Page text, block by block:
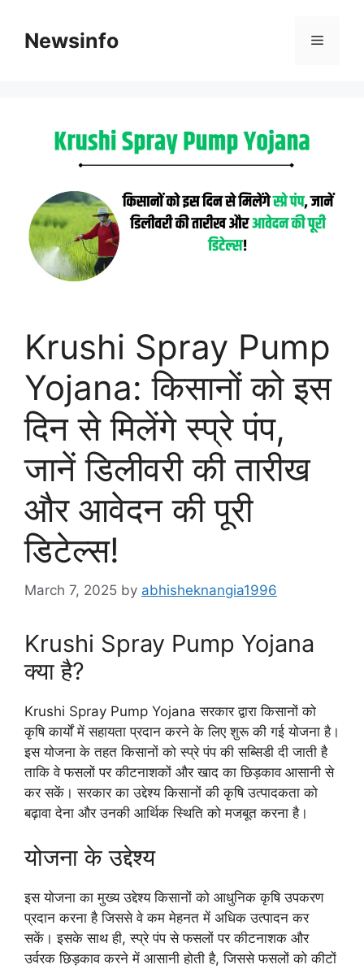
contentNewsinfo Menu
Krushi Spray Pump
Yojana: किसानों को इस
दिन से मिलेंगे स्प्रे पंप,
जानें डिलीवरी की तारीख
और आवेदन की पूरी
डिटेल्स!
March 7, 2025 by abhisheknangia1996
Krushi Spray Pump Yojana
क्या है?
Krushi Spray Pump Yojana सरकार द्वारा किसानों को
कृषि कार्यों में सहायता प्रदान करने के लिए शुरू की गई योजना है।
इस योजना के तहत किसानों को स्प्रे पंप की सब्सिडी दी जाती है
ताकि वे फसलों पर कीटनाशकों और खाद का छिड़काव आसानी से
कर सकें। सरकार का उद्देश्य किसानों की कृषि उत्पादकता को
बढ़ावा देना और उनकी आर्थिक स्थिति को मजबूत करना है।
योजना के उद्देश्य
इस योजना का मुख्य उद्देश्य किसानों को आधुनिक कृषि उपकरण
प्रदान करना है जिससे वे कम मेहनत में अधिक उत्पादन कर
सकें। इसके साथ ही, स्प्रे पंप से फसलों पर कीटनाशक और
उर्वरक छिड़काव करने में आसानी होती है, जिससे फसलों को कीटों